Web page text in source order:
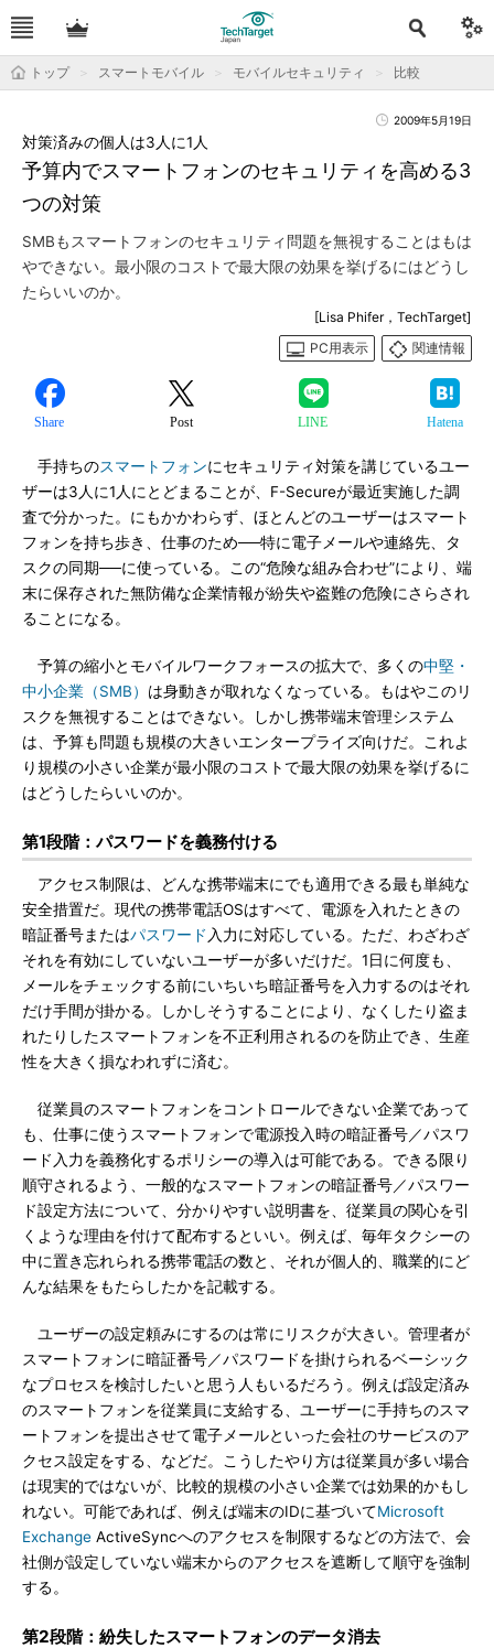
トップ スマートモバイル モバイルセキュリティ 比較
2009年5月19日
予算内でスマートフォンのセキュリティを高める3
つの対策
対策済みの個人は3人に1人
SMBもスマートフォンのセキュリティ問題を無視することはもは
やできない。最小限のコストで最大限の効果を挙げるにはどうし
たらいいのか。
[Lisa Phifer，TechTarget]
PC用表示
関連情報
Share Post LINE Hatena
手持ちのスマートフォンにセキュリティ対策を講じているユー
ザーは3人に1人にとどまることが、F-Secureが最近実施した調
査で分かった。にもかかわらず、ほとんどのユーザーはスマート
フォンを持ち歩き、仕事のため──特に電子メールや連絡先、タ
スクの同期──に使っている。この“危険な組み合わせ”により、端
末に保存された無防備な企業情報が紛失や盗難の危険にさらされ
ることになる。
予算の縮小とモバイルワークフォースの拡大で、多くの中堅・
中小企業（SMB） は身動きが取れなくなっている。もはやこのリ
スクを無視することはできない。しかし携帯端末管理システム
は、予算も問題も規模の大きいエンタープライズ向けだ。これよ
り規模の小さい企業が最小限のコストで最大限の効果を挙げるに
はどうしたらいいのか。
第1段階：パスワードを義務付ける
アクセス制限は、どんな携帯端末にでも適用できる最も単純な
安全措置だ。現代の携帯電話OSはすべて、電源を入れたときの
暗証番号またはパスワード 入力に対応している。ただ、わざわざ
それを有効にしていないユーザーが多いだけだ。1日に何度も、
メールをチェックする前にいちいち暗証番号を入力するのはそれ
だけ手間が掛かる。しかしそうすることにより、なくしたり盗ま
れたりしたスマートフォンを不正利用されるのを防止でき、生産
性を大きく損なわれずに済む。
従業員のスマートフォンをコントロールできない企業であって
も、仕事に使うスマートフォンで電源投入時の暗証番号／パスワ
ード入力を義務化するポリシーの導入は可能である。できる限り
順守されるよう、一般的なスマートフォンの暗証番号／パスワー
ド設定方法について、分かりやすい説明書を、従業員の関心を引
くような理由を付けて配布するといい。例えば、毎年タクシーの
中に置き忘れられる携帯電話の数と、それが個人的、職業的にど
んな結果をもたらしたかを記載する。
ユーザーの設定頼みにするのは常にリスクが大きい。管理者が
スマートフォンに暗証番号／パスワードを掛けられるベーシック
なプロセスを検討したいと思う人もいるだろう。例えば設定済み
のスマートフォンを従業員に支給する、ユーザーに手持ちのスマ
ートフォンを提出させて電子メールといった会社のサービスのア
クセス設定をする、などだ。こうしたやり方は従業員が多い場合
は現実的ではないが、比較的規模の小さい企業では効果的かもし
れない。可能であれば、例えば端末のIDに基づいてMicrosoft
Exchange ActiveSyncへのアクセスを制限するなどの方法で、会
社側が設定していない端末からのアクセスを遮断して順守を強制
する。
第2段階：紛失したスマートフォンのデータ消去